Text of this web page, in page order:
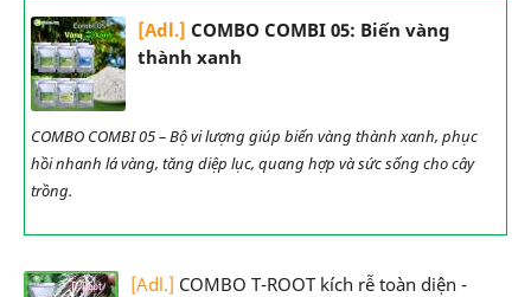
[Adl.] COMBO COMBI 05: Biến vàng
thành xanh
COMBO COMBI 05 – Bộ vi lượng giúp biến vàng thành xanh, phục
hồi nhanh lá vàng, tăng diệp lục, quang hợp và sức sống cho cây
trồng.
[Adl.] COMBO T-ROOT kích rễ toàn diện -